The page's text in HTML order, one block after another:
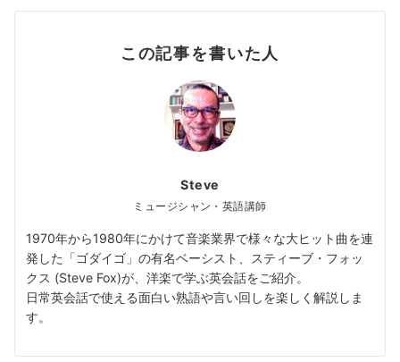
この記事を書いた人
Steve
ミュージシャン・英語講師
1970年から1980年にかけて音楽業界で様々な大ヒット曲を連
発した「ゴダイゴ」の有名ベーシスト、スティーブ・フォッ
クス (Steve Fox)が、洋楽で学ぶ英会話をご紹介。
日常英会話で使える面白い熟語や言い回しを楽しく解説しま
す。